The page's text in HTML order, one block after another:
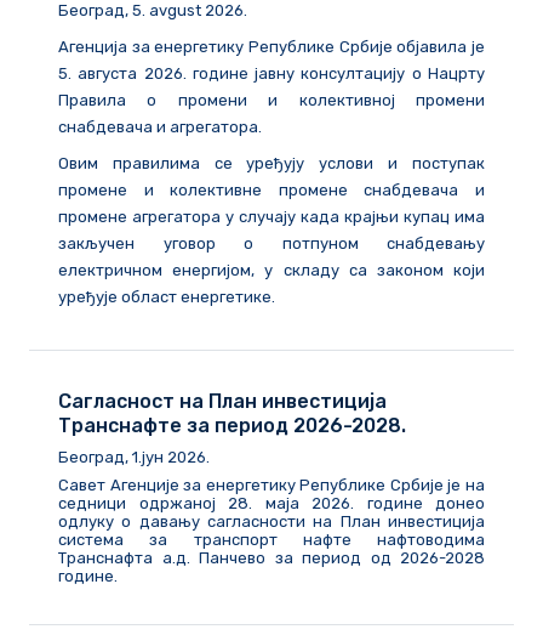
Београд, 5. avgust 2026.
Агенција за енергетику Републике Србије објавила је
5. августа 2026. годинејавну консултацију о Нацрту
Правила о промени и колективној промени
снабдевача и агрегатора.
Овим правилима се уређују услови и поступак
промене и колективне промене снабдевача и
промене агрегатора у случају када крајњи купац има
закључен уговор о потпуном снабдевању
електричном енергијом, у складу са законом који
уређује област енергетике.
Сагласност на План инвестиција
Транснафте за период 2026-2028.
Београд, 1.јун 2026.
Савет Агенције за енергетику Републике Србије је на
седници одржаној 28. маја 2026. године донео
одлуку о давању сагласности на План инвестиција
система за транспорт нафте нафтоводима
Транснафта а.д. Панчево за период од 2026-2028
године.